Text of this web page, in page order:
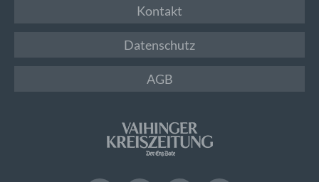
Kontakt
Datenschutz
AGB